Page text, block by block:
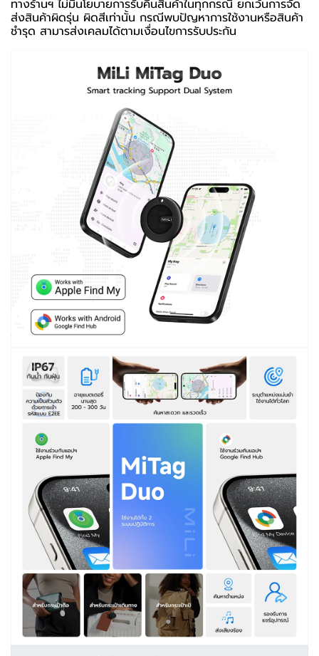
ทางร้านฯ ไม่มีนโยบายการรับคืนสินค้าในทุกกรณี ยกเว้นการจัด
ส่งสินค้าผิดรุ่น ผิดสีเท่านั้น กรณีพบปัญหาการใช้งานหรือสินค้า
ชำรุด สามารส่งเคลมได้ตามเงื่อนไขการรับประกัน